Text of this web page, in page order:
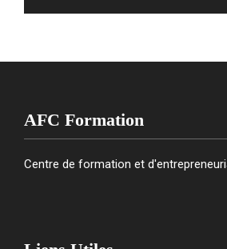
AFC Formation
Centre de formation et